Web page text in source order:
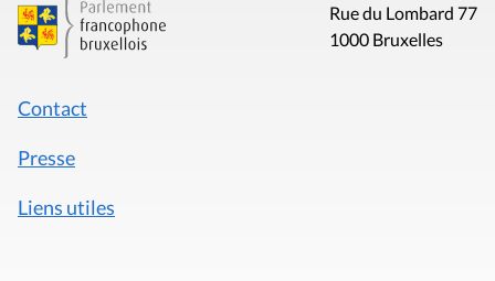
Rue du Lombard 77
1000 Bruxelles
Contact
Presse
Liens utiles